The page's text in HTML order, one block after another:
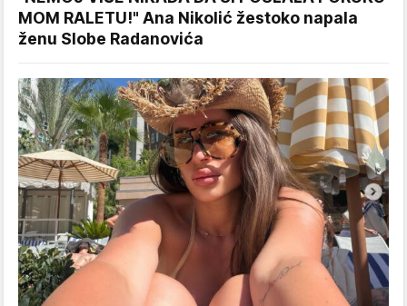
MOM RALETU!" Ana Nikolić žestoko napala
ženu Slobe Radanovića